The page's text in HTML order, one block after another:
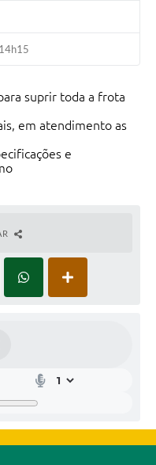
suprir toda a frota
em atendimento as
e